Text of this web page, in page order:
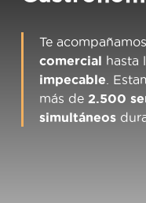
Te
comercial hasta
impecable .
más de 2.500
simultáneos